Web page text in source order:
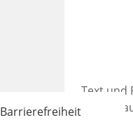
Text und
Barrierefreiheit